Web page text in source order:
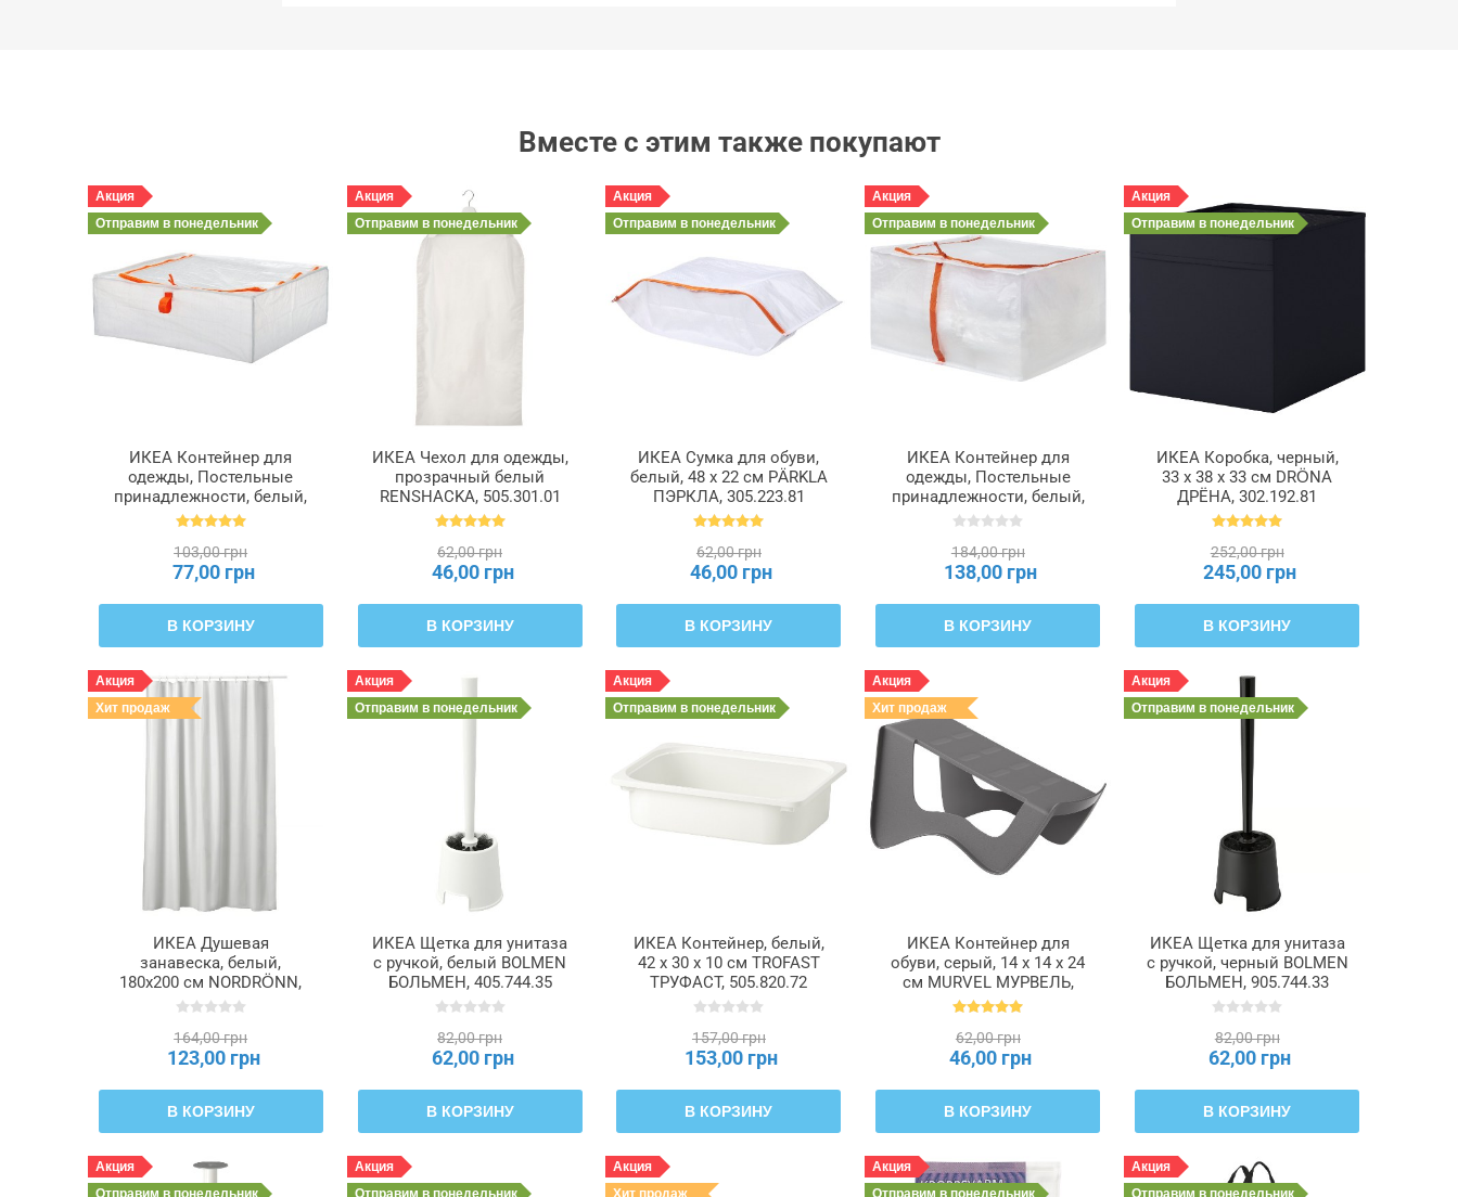
Вместе с этим также покупают
Акция
Отправим в понедельник
ИКЕА Контейнер для
одежды, Постельные
принадлежности, белый,
55 x 49 x 19 см PÄRKLA
103,00 грн
77,00 грн
В КОРЗИНУ
Акция
Отправим в понедельник
ИКЕА Чехол для одежды,
прозрачный белый
RENSHACKA, 505.301.01
62,00 грн
46,00 грн
В КОРЗИНУ
Акция
Отправимв понедельник
ИКЕА Сумка для обуви,
белый, 48 x 22 см PÄRKLA
ПЭРКЛА, 305.223.81
62,00 грн
46,00 грн
В КОРЗИНУ
Акция
Отправимв понедельник
ИКЕА Контейнер для
одежды, Постельные
принадлежности, белый,
55 x 49 x 30 см PÄRKLA
184,00 грн
138,00 грн
В КОРЗИНУ
Акция
Отправимв понедельник
ИКЕА Коробка, черный,
33 x 38 x 33 см DRÖNA
ДРЁНА, 302.192.81
252,00 грн
245,00 грн
В КОРЗИНУ
Акция
Хит продаж
ИКЕА Душевая
занавеска, белый,
180x200 см NORDRÖNN,
506.263.87
164,00 грн
123,00 грн
В КОРЗИНУ
Акция
Отправим в понедельник
ИКЕА Щетка для унитаза
с ручкой, белый BOLMEN
БОЛЬМЕН, 405.744.35
82,00 грн
62,00 грн
В КОРЗИНУ
Акция
Отправимв понедельник
ИКЕА Контейнер, белый,
42 x 30 x 10 см TROFAST
ТРУФАСТ, 505.820.72
157,00 грн
153,00 грн
В КОРЗИНУ
Акция
Хит продаж
ИКЕА Контейнер для
обуви, серый, 14 x 14 x 24
см MURVEL МУРВЕЛЬ,
204.348.32
62,00 грн
46,00 грн
В КОРЗИНУ
Акция
Отправимв понедельник
ИКЕА Щетка для унитаза
с ручкой, черный BOLMEN
БОЛЬМЕН, 905.744.33
82,00 грн
62,00 грн
В КОРЗИНУ
Акция
Акция
Акция
Акция
Акция